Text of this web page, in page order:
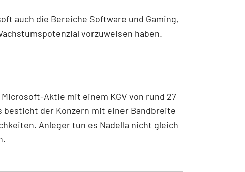
auch die Bereiche Software und Gaming,
vorzuweisen haben.
Aktie mit einem KGV von rund 27
besticht der Konzern mit einer Bandbreite
Anleger tun es Nadella nicht gleich